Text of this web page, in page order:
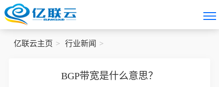
亿联云主页 行业新闻
BGP带宽是什么意思？